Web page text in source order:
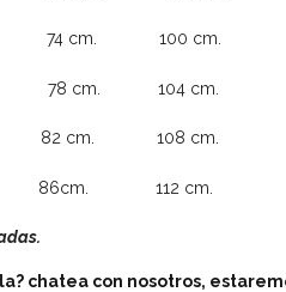
cm. 100 cm.
cm. 104 cm.
cm. 108 cm.
86cm. 112 cm.
chatea con nosotros,